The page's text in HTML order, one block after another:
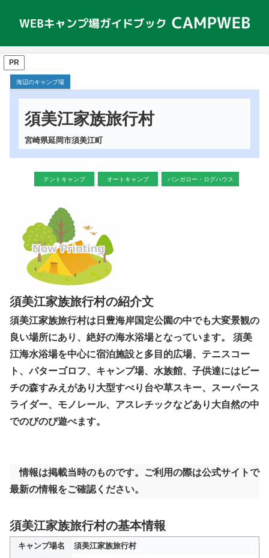
PR
海辺のキャンプ場
須美江家族旅行村
宮崎県延岡市須美江町
テントキャンプ オートキャンプ バンガロー・ログハウス
須美江家族旅行村の紹介文
須美江家族旅行村は日豊海岸国定公園の中でも大変景観の
良い場所にあり、絶好の海水浴場となっています。 須美
江海水浴場を中心に宿泊施設と多目的広場、テニスコー
ト、パターゴロフ、キャンプ場、水族館、子供達にはビー
チの森すみえがあり大型すべり台や草スキー、スーパース
ライダー、モノレール、アスレチックなどあり大自然の中
でのびのび遊べます。
情報は掲載当時のものです。ご利用の際は公式サイトで
最新の情報をご確認ください。
須美江家族旅行村の基本情報
キャンプ場名
須美江家族旅行村